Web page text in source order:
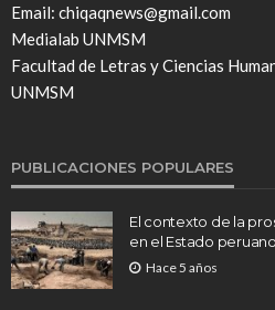
Email: chiqaqnews@gmail.com
Medialab UNMSM
Facultad de Letras y Ciencias
UNMSM
PUBLICACIONES POPULARES
El contexto de la
en el Estado
Hace 5 años